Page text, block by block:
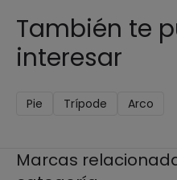
También te
interesar
Pie Trípode Arco
Marcas